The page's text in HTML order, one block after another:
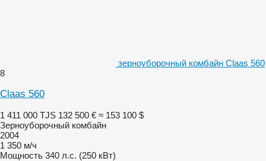
зерноуборочный комбайн Claas 560
8
Claas 560
1 411 000 TJS 132 500 € ≈ 153 100 $
Зерноуборочный комбайн
2004
1 350 м/ч
Мощность 340 л.с. (250 кВт)